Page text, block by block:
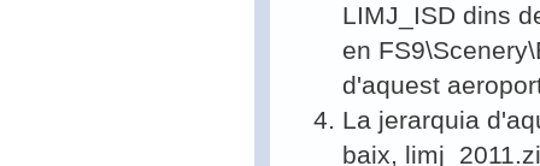
LIMJ_ISD dins
en
d'aquest
La jerarquia
baix,